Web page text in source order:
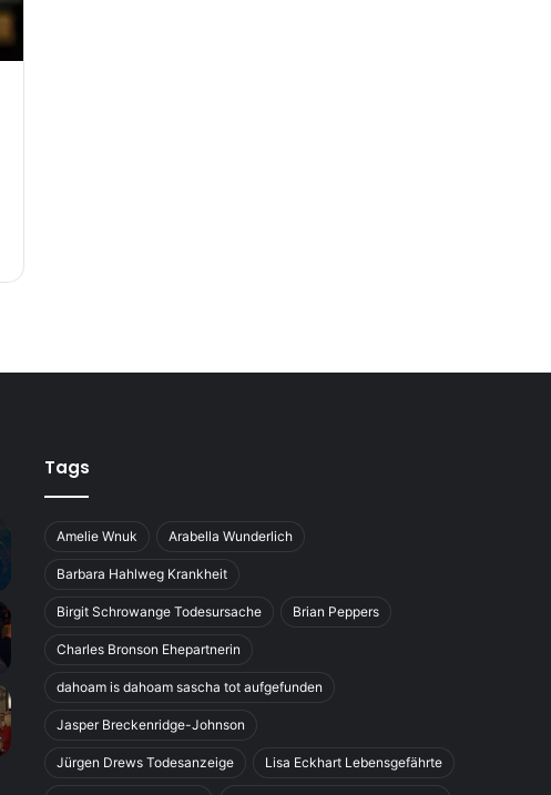
Tags
Amelie Wnuk Arabella Wunderlich
Barbara Hahlweg Krankheit
Birgit Schrowange Todesursache Brian Peppers
Charles Bronson Ehepartnerin
dahoam is dahoam sascha tot aufgefunden
Jasper Breckenridge-Johnson
Jürgen Drews Todesanzeige Lisa Eckhart Lebensgefährte